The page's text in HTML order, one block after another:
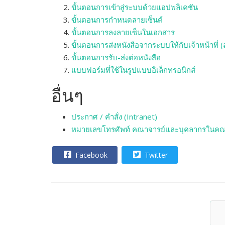
ขั้นตอนการเข้าสู่ระบบด้วยแอปพลิเคชัน
ขั้นตอนการกำหนดลายเซ็นต์
ขั้นตอนการลงลายเซ็นในเอกสาร
ขั้นตอนการส่งหนังสือจากระบบให้กับเจ้าหน้าที่
ขั้นตอนการรับ-ส่งต่อหนังสือ
แบบฟอร์มที่ใช้ในรูปแบบอิเล็กทรอนิกส์
อื่นๆ
ประกาศ / คำสั่ง (Intranet)
หมายเลขโทรศัพท์ คณาจารย์และบุคลากรในค
Facebook Twitter